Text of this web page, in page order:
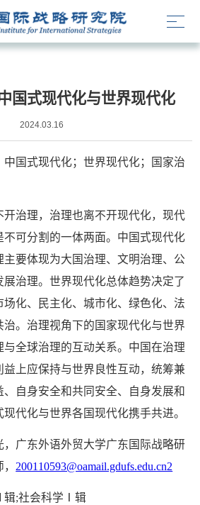
学术论文
国式现代化与世界现代化
2024.03.16
中国式现代化；世界现代化；国家治
开治理，治理也离不开现代化，现代
可分割的一体两面。中国式现代化
要体现为大国治理、文明治理、公
治理。世界现代化总体趋势决定了
化、民主化、城市化、绿色化、法
。治理视角下的国家现代化与世界
全球治理的互动关系。中国在治理
上应保持与世界良性互动，统筹兼
自身安全和共同安全、自身发展和
代化与世界各国现代化携手共进。
，广东外语外贸大学广东国际战略研
200110593@oamail.gdufs.edu.cn2
;社会科学Ⅰ辑